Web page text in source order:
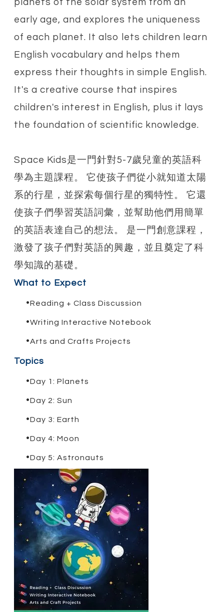
planets of the solar system from an
early age, and explores the uniqueness
of each planet. It also lets children learn
English vocabulary and helps them
express their thoughts in simple English.
It's a creative course that inspires
children's interest in English, plus it lays
the foundation of scientific knowledge.
Space Kids是一門針對5-7歲兒童的英語科
學為主題課程。 它使孩子們從小就知道太陽
系的行星，並探索每個行星的獨特性。 它還
使孩子們學習英語詞彙，並幫助他們用簡單
的英語表達自己的想法。 是一門創意課程，
激發了孩子們對英語的興趣，並且奠定了科
學知識的基礎。
What to Expect
Reading + Class Discussion
Writing Interactive Notebook
Arts and Crafts Projects
Topics
Day 1: Planets
Day 2: Sun
Day 3: Earth
Day 4: Moon
Day 5: Astronauts